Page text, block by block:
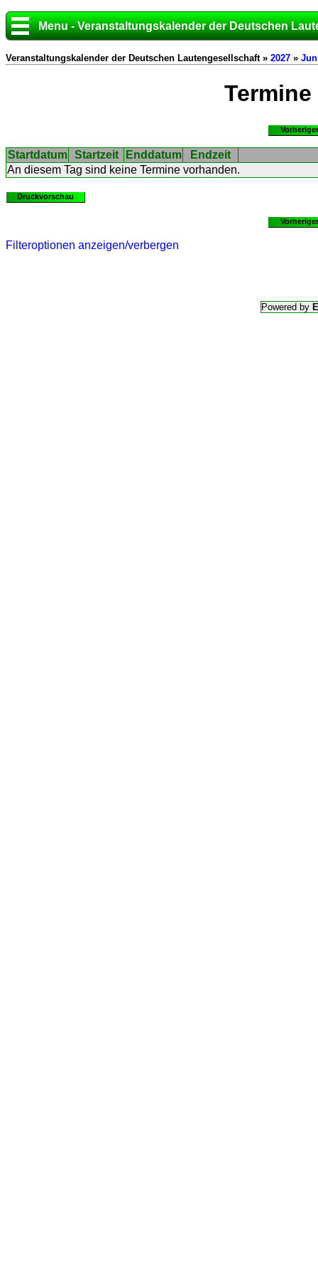
Menu - Veranstaltungskalender der Deutschen
Veranstaltungskalender der Deutschen Lautengesellschaft » 2027 »
Termine
Startdatum Startzeit Enddatum
Endzeit
An diesem Tag sind keine Termine vorhanden.
Druckvorschau
Filteroptionen anzeigen/verbergen
Powered by